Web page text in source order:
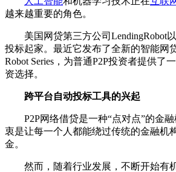
越来越重要的角色。
美国网贷第三方公司LendingRobot以
投标起家。最近它发布了全新的智能网
Robot Series，为普通P2P投资者提供了
资选择。
跨平台自动投标工具的兴起
P2P网络借贷是一种“点对点”的金融
衷是让每一个人都能绕过传统的金融机
金。
然而，随着行业发展，不断开始有